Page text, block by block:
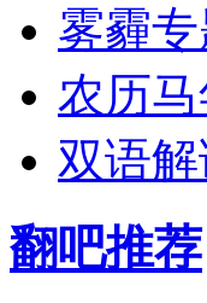
雾霾专
农历
双语
翻吧推荐